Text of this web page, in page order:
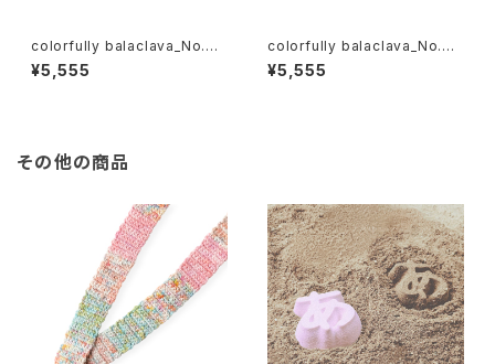
colorfully balaclava_No.03
バラクラバ
¥5,555
colorfully balaclava_No.02
バラクラバ
¥5,555
その他の商品